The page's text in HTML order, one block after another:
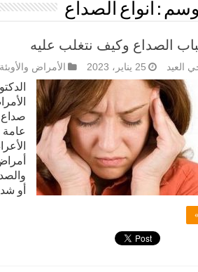
: انواع الصداع
الصداع وكيف نتغلب عليه
العيد 25 يناير، 2023 الأمراض والأوبئة
أو